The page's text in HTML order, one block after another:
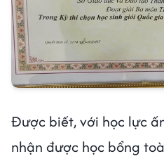
Được biết, với học lực
nhận được học bổng